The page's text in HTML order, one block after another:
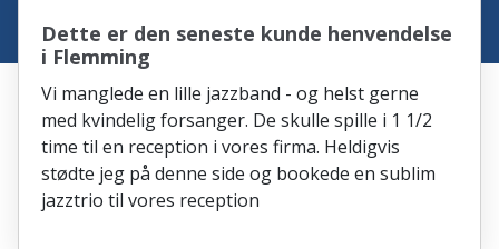
Dette er den seneste kunde henvendelse
i Flemming
Vi manglede en lille jazzband - og helst gerne
med kvindelig forsanger. De skulle spille i 1 1/2
time til en reception i vores firma. Heldigvis
stødte jeg på denne side og bookede en sublim
jazztrio til vores reception